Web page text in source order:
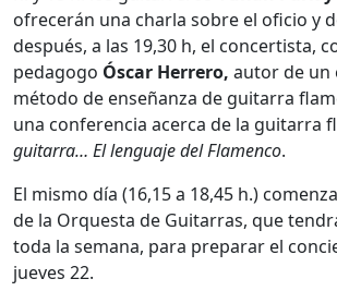
ofrecerán una charla sobre el oficio y
después, a las 19,30 h, el concertista,
pedagogo Óscar Herrero, autor de un
método de enseñanza de guitarra
una conferencia acerca de la guitarra
guitarra… El lenguaje del Flamenco.
El mismo día (16,15 a 18,45 h.)
de la Orquesta de Guitarras, que
toda la semana, para preparar el
jueves 22.